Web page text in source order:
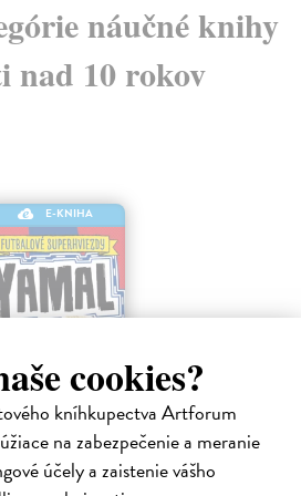
cookies?
kníhkupectva Artforum
na zabezpečenie a meranie
účely a zaistenie vášho
náučné knihy
nad 10 rokov
E-KNIHA